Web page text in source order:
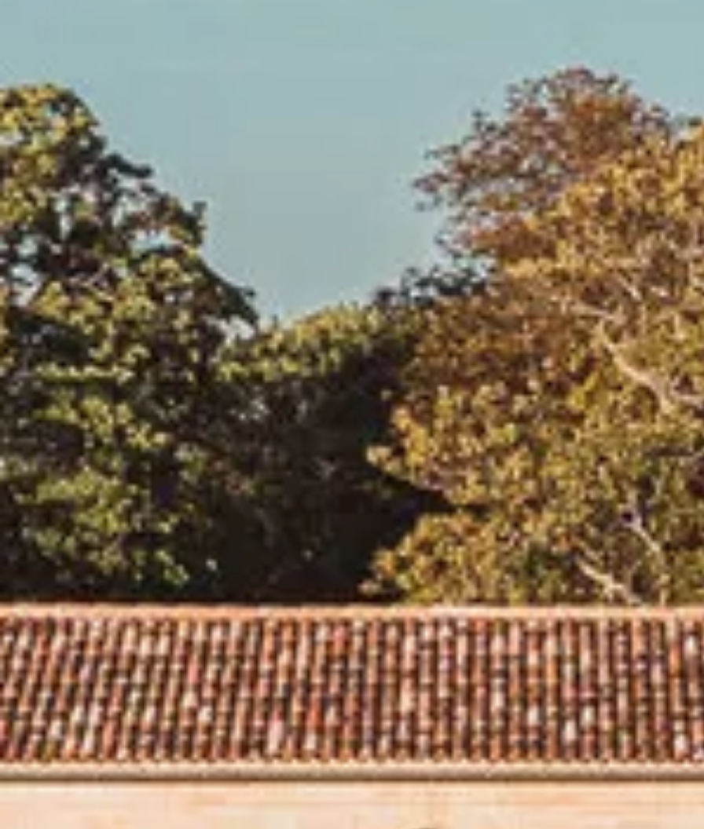
Cantine da visitare e degustazioni vini Valle del Rodano
Cantine da visitare e degustazioni vini Beaune
Cantine da visitare e degustazioni vini Chablis
Cantine da visitare e degustazioni vini Cognac
Cantine da visitare e degustazioni vini Colmar
Cantine da visitare e degustazioni champagne Epernay
Cantine da visitare e degustazioni vini Nizza
Cantine da visitare e degustazioni champagne Reims
Cantine da visitare e degustazioni vini Saint Emilion
Champagne Canard-Duchêne
Champagne Lanson
Champagne Mercier
Champagne Moët & Chandon
Champagne Mumm
Champagne Vranken-Pommery
Villa Demoiselle
Champagne Ruinart
Champagne Taittinger
Champagne Veuve Clicquot
Château de Pommard
Château Cadet Bon
Emile Beyer
Pressoria